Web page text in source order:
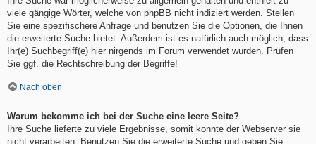
viele gängige Wörter, welche von phpBB nicht indiziert werden. Stellen
Sie eine spezifischere Anfrage und benutzen Sie die Optionen, die Ihnen
die erweiterte Suche bietet. Außerdem ist es natürlich auch möglich, dass
Ihr(e) Suchbegriff(e) hier nirgends im Forum verwendet wurden. Prüfen
Sie ggf. die Rechtschreibung der Begriffe!
Nach oben
Warum bekomme ich bei der Suche eine leere Seite?
Ihre Suche lieferte zu viele Ergebnisse, somit konnte der Webserver sie
nicht verarbeiten. Benutzen Sie die erweiterte Suche und geben Sie